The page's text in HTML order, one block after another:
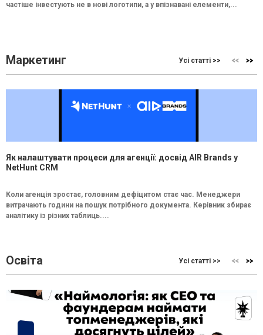
частіше інвестують не в нові логотипи, а у впізнавані елементи,...
Маркетинг Усі статті >>
Як налаштувати процеси для агенції: досвід AIR Brands у
NetHunt CRM
Коли агенція зростає, головним дефіцитом стає час. Менеджери
витрачають години на пошук потрібного документа. Керівник збирає
аналітику із різних таблиць....
Освіта Усі статті >>